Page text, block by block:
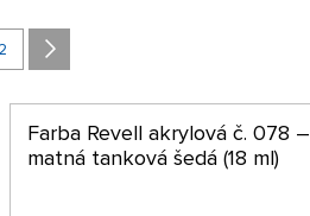
2
Farba Revell akrylová č. 078 –
matná tanková šedá (18 ml)